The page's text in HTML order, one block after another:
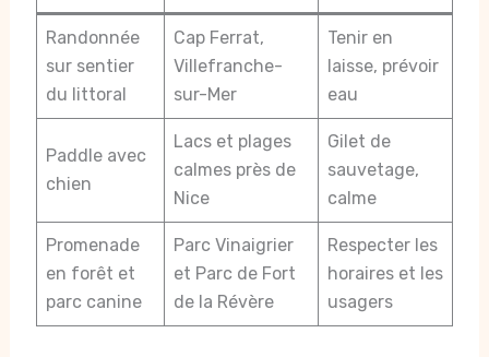
Randonnée
sur sentier
du littoral
Cap Ferrat,
Villefranche-
sur-Mer
Tenir en
laisse, prévoir
eau
Paddle avec
chien
Lacs et plages
calmes près de
Nice
Gilet de
sauvetage,
calme
Promenade
en forêt et
parc canine
Parc Vinaigrier
et Parc de Fort
de la Révère
Respecter les
horaires et les
usagers